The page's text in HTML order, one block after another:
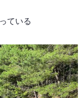
ている